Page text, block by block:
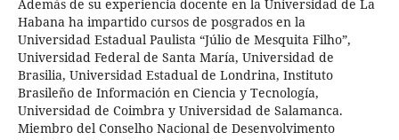
Además de su experiencia docente en la Universidad de La
Habana ha impartido cursos de posgrados en la
Universidad Estadual Paulista “Júlio de Mesquita Filho”,
Universidad Federal de Santa María, Universidad de
Brasilia, Universidad Estadual de Londrina, Instituto
Brasileño de Información en Ciencia y Tecnología,
Universidad de Coimbra y Universidad de Salamanca.
Miembro del Conselho Nacional de Desenvolvimento